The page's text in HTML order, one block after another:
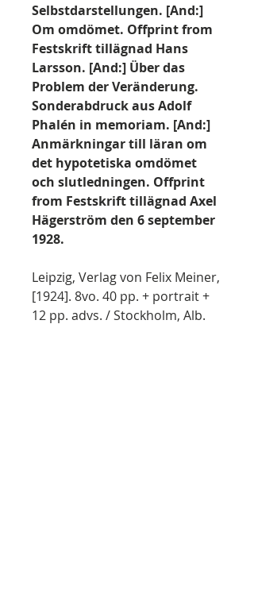
Selbstdarstellungen. [And:]
Om omdömet. Offprint from
Festskrift tillägnad Hans
Larsson. [And:] Über das
Problem der Veränderung.
Sonderabdruck aus Adolf
Phalén in memoriam. [And:]
Anmärkningar till läran om
det hypotetiska omdömet
och slutledningen. Offprint
from Festskrift tillägnad Axel
Hägerström den 6 september
1928.
Leipzig, Verlag von Felix Meiner,
[1924]. 8vo. 40 pp. + portrait +
12 pp. advs. / Stockholm, Alb.